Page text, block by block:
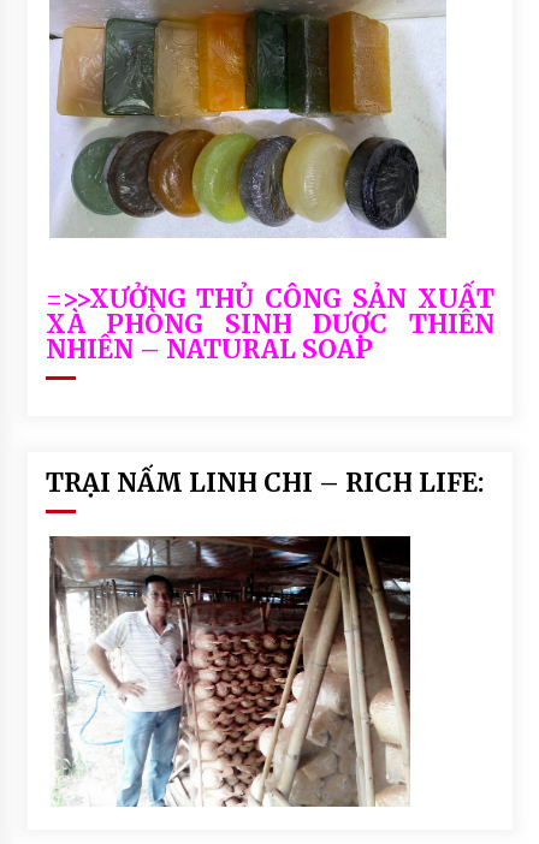
=>>XƯỞNG THỦ CÔNG SẢN XUẤT
XÀ PHÒNG SINH DƯỢC THIÊN
NHIÊN – NATURAL SOAP
TRẠI NẤM LINH CHI – RICH LIFE: